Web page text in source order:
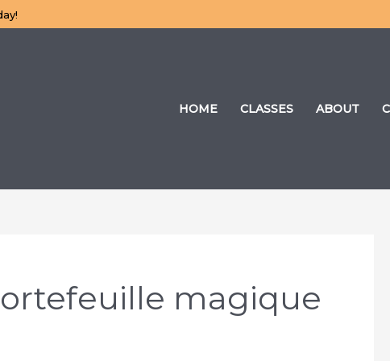
HOME CLASSES ABOUT
magique